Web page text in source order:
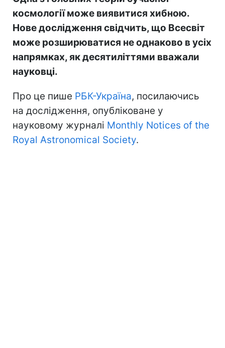
космології може виявитися хибною.
Нове дослідження свідчить, що Всесвіт
може розширюватися не однаково в усіх
напрямках, як десятиліттями вважали
науковці.
Про це пише РБК-Україна, посилаючись
на дослідження, опубліковане у
науковому журналі Monthly Notices of the
Royal Astronomical Society.